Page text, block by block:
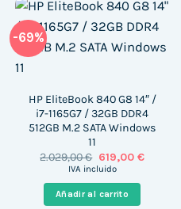
-69%
HP EliteBook 840 G8 14″ /
i7-1165G7 / 32GB DDR4
512GB M.2 SATA Windows
11
2.029,00€ El
precio
era:
2.029,00 €.
619,00 €El
IVA incluido
Añadir al carrito